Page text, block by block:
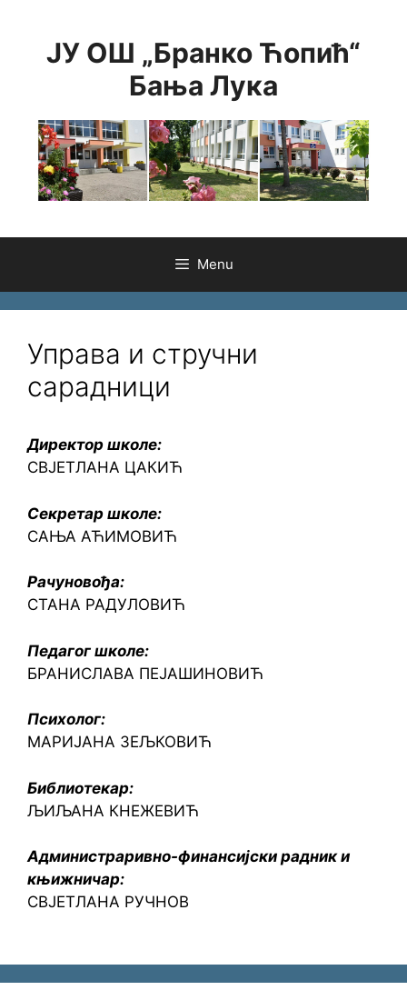
contentЈУ ОШ „Бранко Ћопић“
Бања Лука
Menu
Управа и стручни
сарадници
Директор школе:
СВЈЕТЛАНА ЦАКИЋ
Секретар школе:
САЊА АЋИМОВИЋ
Рачуновођа:
СТАНА РАДУЛОВИЋ
Педагог школе:
БРАНИСЛАВА ПЕЈАШИНОВИЋ
Психолог:
МАРИЈАНА ЗЕЉКОВИЋ
Библиотекар:
ЉИЉАНА КНЕЖЕВИЋ
Администраривно-финансијски радник и
књижничар:
СВЈЕТЛАНА РУЧНОВ